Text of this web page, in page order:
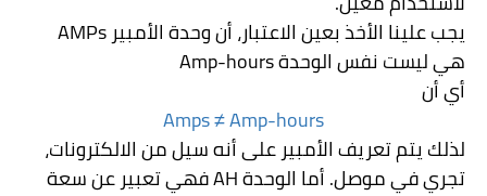
يجب علينا الأخذ بعين الاعتبار، أن وحدة الأمبيرAMPs
هي ليست نفس الوحدةAmp-hours
أي أن
Amps ≠ Amp-hours
لذلك يتم تعريف الأمبير على أنه سيل من الالكترونات،
تجري في موصل. أما الوحدةAHفهي تعبير عن سعة